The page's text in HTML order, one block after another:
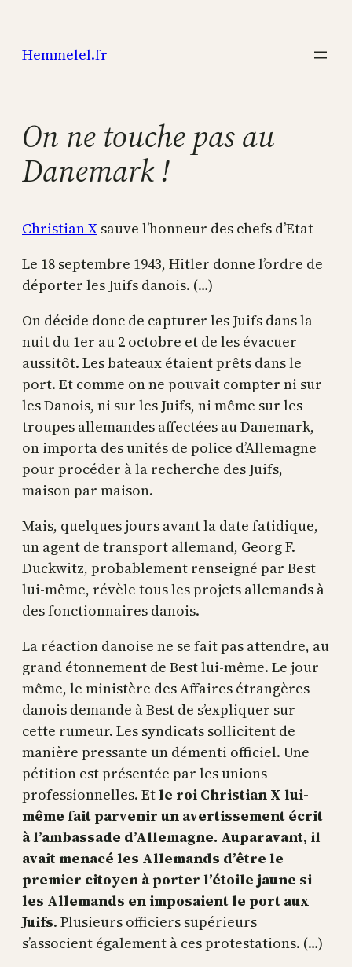
contenu
Hemmelel.fr
On ne touche pas au
Danemark !
Christian X sauve l’honneur des chefs d’Etat
Le 18 septembre 1943, Hitler donne l’ordre de
déporter les Juifs danois. (…)
On décide donc de capturer les Juifs dans la
nuit du 1er au 2 octobre et de les évacuer
aussitôt. Les bateaux étaient prêts dans le
port. Et comme on ne pouvait compter ni sur
les Danois, ni sur les Juifs, ni même sur les
troupes allemandes affectées au Danemark,
on importa des unités de police d’Allemagne
pour procéder à la recherche des Juifs,
maison par maison.
Mais, quelques jours avant la date fatidique,
un agent de transport allemand, Georg F.
Duckwitz, probablement renseigné par Best
lui-même, révèle tous les projets allemands à
des fonctionnaires danois.
La réaction danoise ne se fait pas attendre, au
grand étonnement de Best lui-même. Le jour
même, le ministère des Affaires étrangères
danois demande à Best de s’expliquer sur
cette rumeur. Les syndicats sollicitent de
manière pressante un démenti officiel. Une
pétition est présentée par les unions
professionnelles. Etle roi Christian X lui-
même fait parvenir un avertissement écrit
à l’ambassade d’Allemagne. Auparavant, il
avait menacé les Allemands d’être le
premier citoyen à porter l’étoile jaune si
les Allemands en imposaient le port aux
Juifs. Plusieurs officiers supérieurs
s’associent également à ces protestations. (…)